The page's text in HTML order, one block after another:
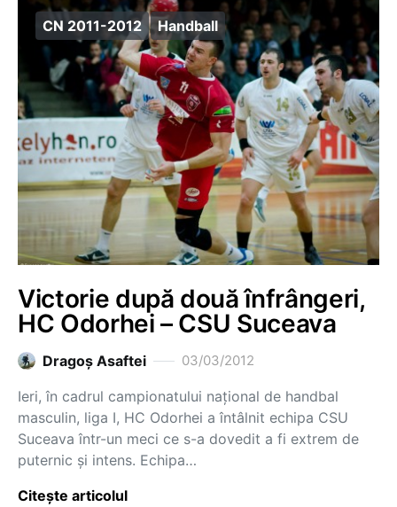
CN 2011-2012 Handball
Victorie după două înfrângeri,
HC Odorhei – CSU Suceava
Dragoş Asaftei 03/03/2012
Ieri, în cadrul campionatului național de handbal
masculin, liga I, HC Odorhei a întâlnit echipa CSU
Suceava într-un meci ce s-a dovedit a fi extrem de
puternic și intens. Echipa…
Citește articolul